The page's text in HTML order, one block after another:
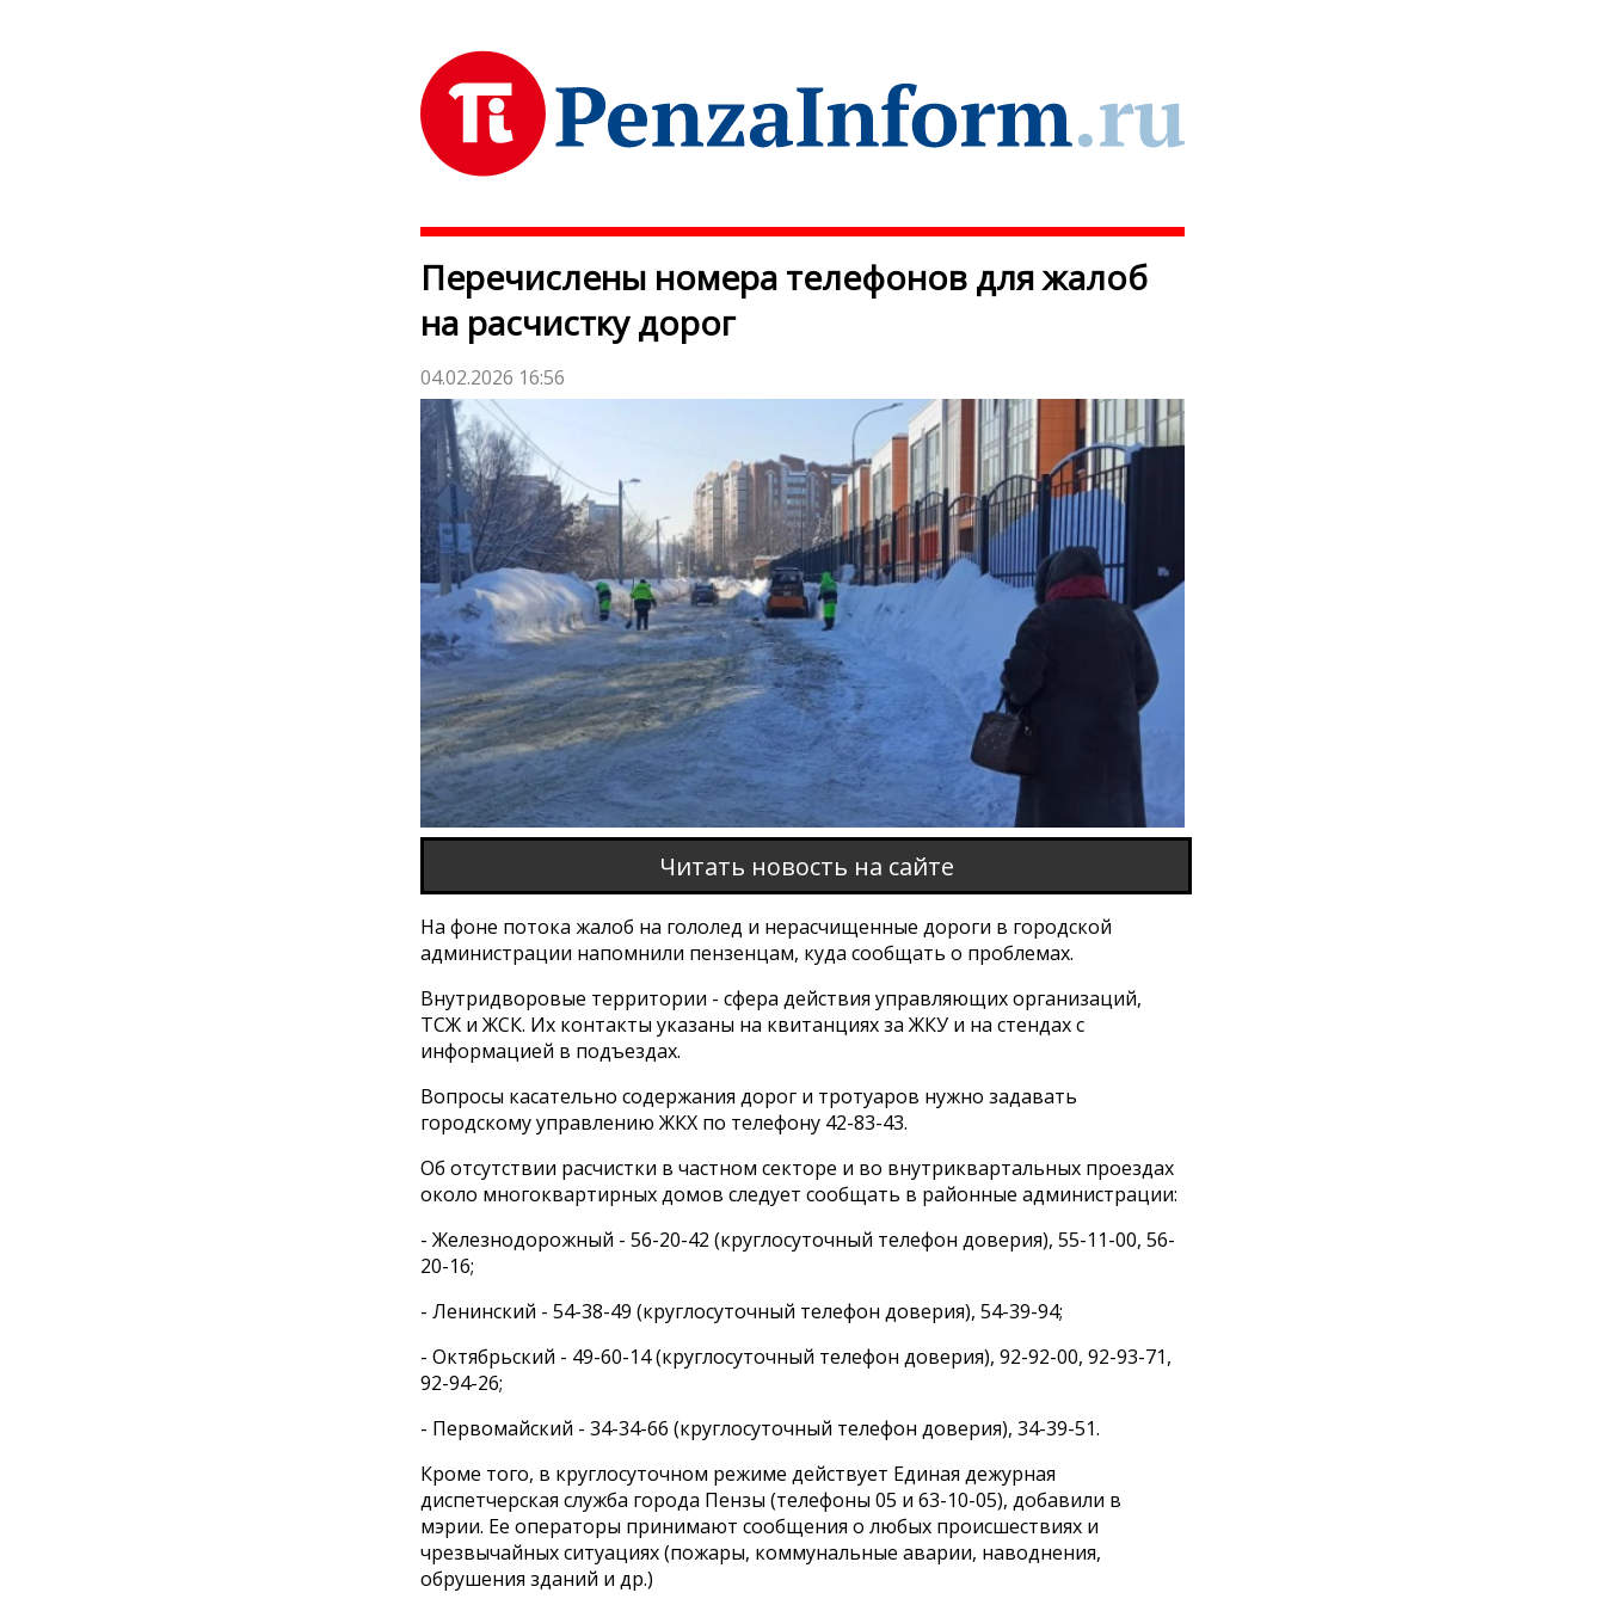
Перечислены номера телефонов для жалоб
на расчистку дорог
04.02.2026 16:56
Читать новость на сайте
На фоне потока жалоб на гололед и нерасчищенные дороги в городской
администрации напомнили пензенцам, куда сообщать о проблемах.
Внутридворовые территории - сфера действия управляющих организаций,
ТСЖ и ЖСК. Их контакты указаны на квитанциях за ЖКУ и на стендах с
информацией в подъездах.
Вопросы касательно содержания дорог и тротуаров нужно задавать
городскому управлению ЖКХ по телефону 42-83-43.
Об отсутствии расчистки в частном секторе и во внутриквартальных проездах
около многоквартирных домов следует сообщать в районные администрации:
- Железнодорожный - 56-20-42 (круглосуточный телефон доверия), 55-11-00, 56-
20-16;
- Ленинский - 54-38-49 (круглосуточный телефон доверия), 54-39-94;
- Октябрьский - 49-60-14 (круглосуточный телефон доверия), 92-92-00, 92-93-71,
92-94-26;
- Первомайский - 34-34-66 (круглосуточный телефон доверия), 34-39-51.
Кроме того, в круглосуточном режиме действует Единая дежурная
диспетчерская служба города Пензы (телефоны 05 и 63-10-05), добавили в
мэрии. Ее операторы принимают сообщения о любых происшествиях и
чрезвычайных ситуациях (пожары, коммунальные аварии, наводнения,
обрушения зданий и др.)